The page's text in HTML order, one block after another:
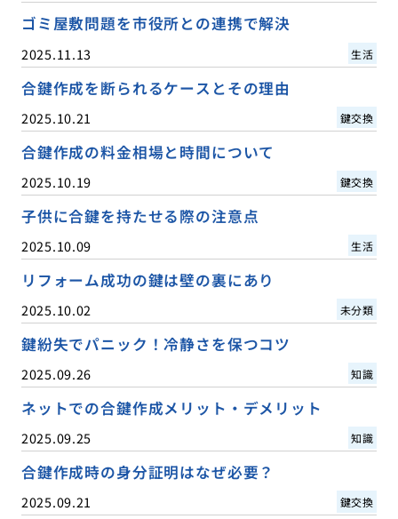
ゴミ屋敷問題を市役所との連携で解決
2025.11.13 生活
合鍵作成を断られるケースとその理由
2025.10.21 鍵交換
合鍵作成の料金相場と時間について
2025.10.19 鍵交換
子供に合鍵を持たせる際の注意点
2025.10.09 生活
リフォーム成功の鍵は壁の裏にあり
2025.10.02 未分類
鍵紛失でパニック！冷静さを保つコツ
2025.09.26 知識
ネットでの合鍵作成メリット・デメリット
2025.09.25 知識
合鍵作成時の身分証明はなぜ必要？
2025.09.21 鍵交換